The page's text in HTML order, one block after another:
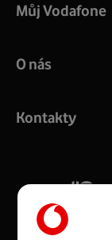
COMPAL
silný signál pro
Více o
Můj Vodafone
O nás
Kontakty